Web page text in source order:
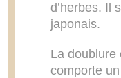
d’herbes. Il
japonais.
La doublure
comporte